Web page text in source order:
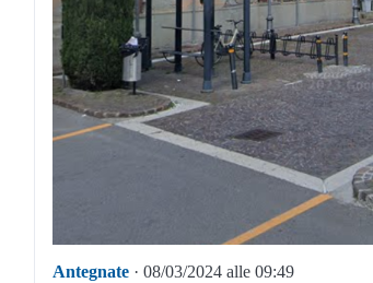
Antegnate · 08/03/2024 alle 09:49